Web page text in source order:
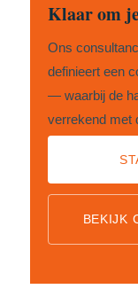
Klaar om
Ons
definieert een
— waarbij de
verrekend met
BEKIJK